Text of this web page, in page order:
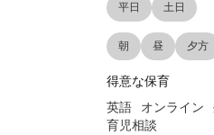
平日 土日
朝 昼 夕方
得意な保育
英語 オンライン
育児相談